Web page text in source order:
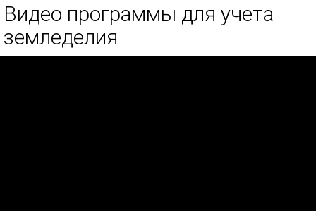
Видео программы для учета
земледелия